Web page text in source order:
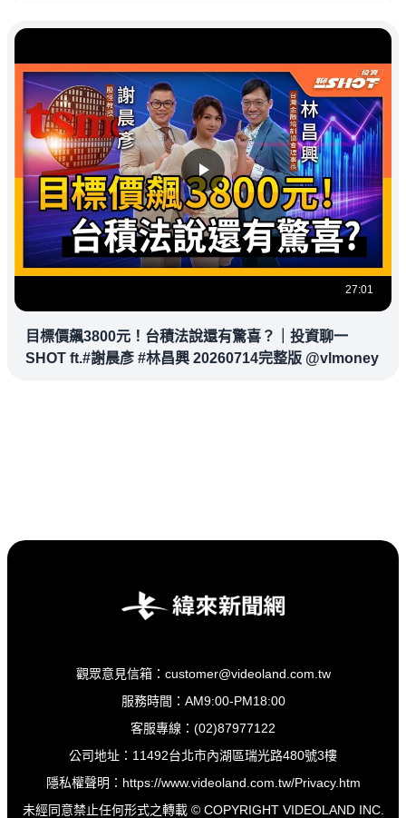
27:01
目標價飆3800元！台積法說還有驚喜？｜投資聊一
SHOT ft.#謝晨彥 #林昌興 20260714完整版 @vlmoney
觀眾意見信箱：customer@videoland.com.tw
服務時間：AM9:00-PM18:00
客服專線：(02)87977122
公司地址：11492台北市內湖區瑞光路480號3樓
隱私權聲明： https://www.videoland.com.tw/Privacy.htm
未經同意禁止任何形式之轉載 © COPYRIGHT VIDEOLAND INC.